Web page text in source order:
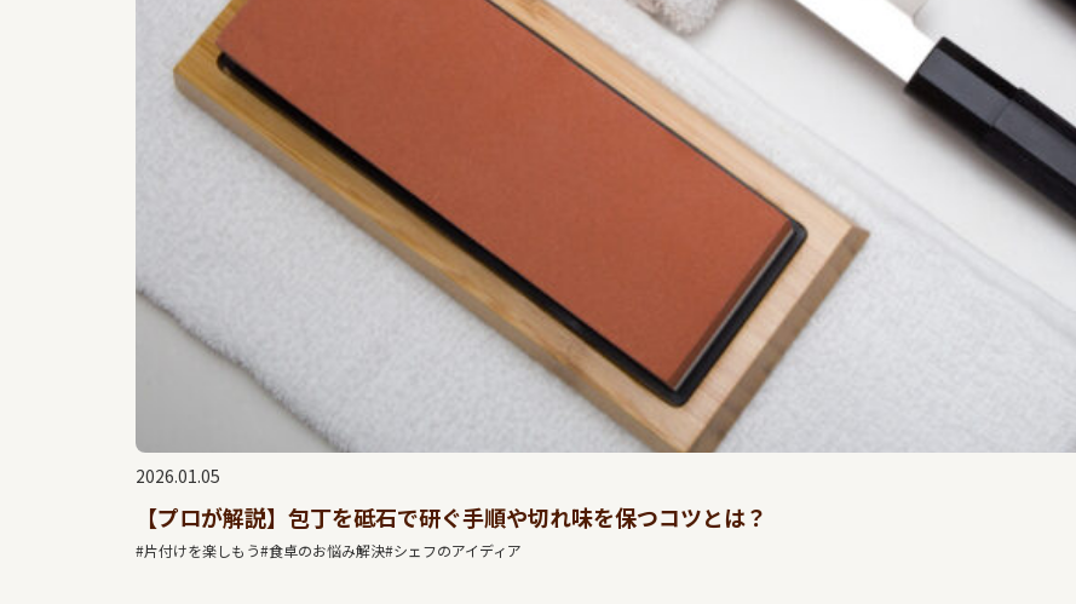
2026.01.05
【プロが解説】包丁を砥石で研ぐ手順や切れ味を保つコツとは？
#片付けを楽しもう#食卓のお悩み解決#シェフのアイディア